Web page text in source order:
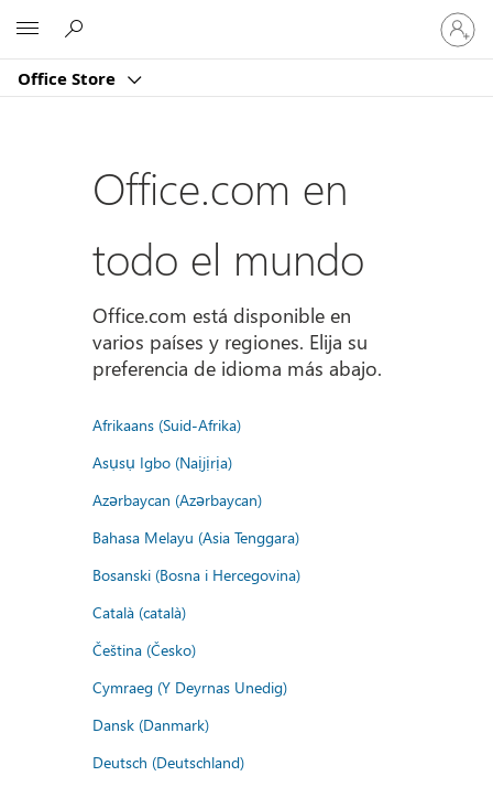
Office Store
Iniciar
sesión
en
cuenta
Office.com en
todo el mundo
Office.com está disponible en
varios países y regiones. Elija su
preferencia de idioma más abajo.
Afrikaans (Suid-Afrika)
Asụsụ Igbo (Naịjịrịa)
Azərbaycan (Azərbaycan)
Bahasa Melayu (Asia Tenggara)
Bosanski (Bosna i Hercegovina)
Català (català)
Čeština (Česko)
Cymraeg (Y Deyrnas Unedig)
Dansk (Danmark)
Deutsch (Deutschland)